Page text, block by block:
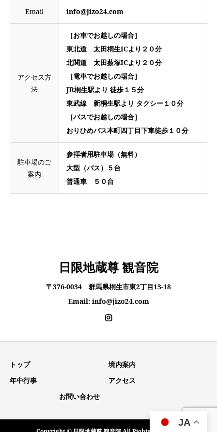
Email info@jizo24.com
アクセス方
法
［お車でお越しの場合］
東北道 太田桐生ICより２０分
北関道 太田薮塚ICより２０分
［電車でお越しの場合］
JR桐生駅より 徒歩１５分
東武線 新桐生駅より タクシー１０分
［バスでお越しの場合］
おりひめバス本町四丁目下車徒歩１０分
駐車場のご
案内
参拝者用駐車場（無料）
大型（バス）５台
普通車 ５０台
日限地蔵尊 観音院
〒376-0034 群馬県桐生市東2丁目13-18
Email: info@jizo24.com
トップ
境内案内
年中行事
アクセス
お問い合わせ
JA